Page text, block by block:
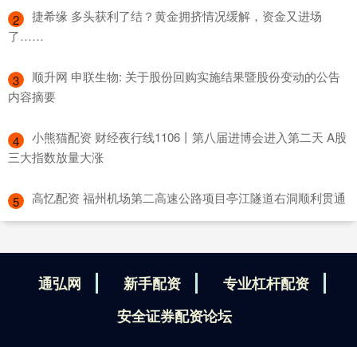
2
​捷希缘 多头获利了结？黄金拥挤情况缓解，资金又进场
了……
3
​顺升网 申联生物: 关于股份回购实施结果暨股份变动的公告
内容摘要
4
​小熊猫配资 财经夜行线1106丨第八届进博会进入第二天 A股
三大指数放量大涨
5 ​高忆配资 福州机场第二高速公路项目亭江隧道右洞顺利贯通
通弘网 新手配资
专业杠杆配资
安全证券配资论坛